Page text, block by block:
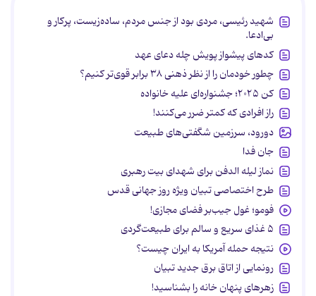
شهید رئیسی، مردی بود از جنس مردم، ساده‌زیست، پرکار و
بی‌ادعا.
کدهای پیشواز پویش چله دعای عهد
چطور خودمان را از نظر ذهنی ۳۸ برابر قوی‌تر کنیم؟
کن ۲۰۲۵؛ جشنواره‌ای علیه خانواده
راز افرادی که کمتر ضرر می‌کنند!
دورود، سرزمین شگفتی‌های طبیعت
جان فدا
نماز لیله الدفن برای شهدای بیت رهبری
طرح اختصاصی تبیان ویژه روز جهانی قدس
فومو؛ غول جیب‌بر فضای مجازی!
۵ غذای سریع و سالم برای طبیعت‌گردی
نتیجه حمله آمریکا به ایران چیست؟
رونمایی از اتاق برق جدید تبیان
زهرهای پنهان خانه را بشناسید!